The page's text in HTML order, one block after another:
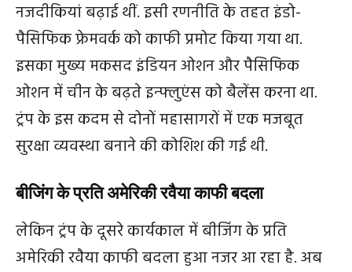
नजदीकियां बढ़ाई थीं. इसी रणनीति के तहत इंडो-
पैसिफिक फ्रेमवर्क को काफी प्रमोट किया गया था.
इसका मुख्य मकसद इंडियन ओशन और पैसिफिक
ओशन में चीन के बढ़ते इन्फ्लुएंस को बैलेंस करना था.
ट्रंप के इस कदम से दोनों महासागरों में एक मजबूत
सुरक्षा व्यवस्था बनाने की कोशिश की गई थी.
बीजिंग के प्रति अमेरिकी रवैया काफी बदला
लेकिन ट्रंप के दूसरे कार्यकाल में बीजिंग के प्रति
अमेरिकी रवैया काफी बदला हुआ नजर आ रहा है. अब